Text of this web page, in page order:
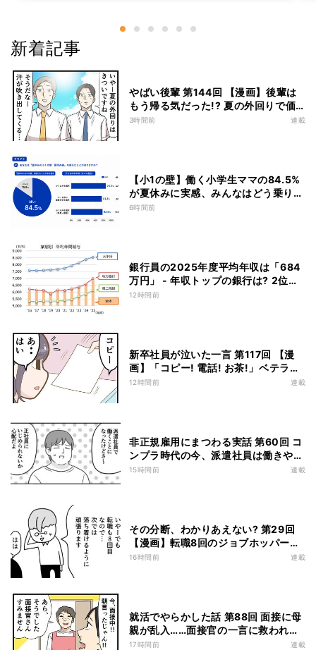
新着記事
やばい後輩 第144回 【漫画】後輩は
もう帰る気だった!? 夏の外回りで価
値観の違いを実感
3時間前 連載
【小1の壁】働く小学生ママの84.5%
が夏休みに実感、みんなはどう乗り切
る? 働き方の見直しや転職を考えた人
6時間前
銀行員の2025年度平均年収は「684
万円」 - 年収トップの銀行は? 2位あ
おぞら銀行、3位三菱UFJ銀行
12時間前
新卒社員が泣いた一言 第117回 【漫
画】「コピー! 電話! お茶!」ベテラン
社員の指示が“単語だけ”だった
12時間前 連載
非正規雇用にまつわる実話 第60回 コ
ンプラ時代の今、派遣社員は働きやす
くなった?
15時間前 連載
その分断、わかりあえない? 第29回
【漫画】転職8回のジョブホッパーと
20年プロパー社員、お互いが「羨ま
16時間前 連載
就活でやらかした話 第88回 面接に母
親が乱入……面接官の一言に救われた
理由
17時間前 連載